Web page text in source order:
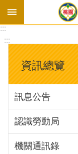
基
法
勞
資
會
庇
護
工
:::
:::
資訊總覽
訊息公告
認識勞動局
機關通訊錄